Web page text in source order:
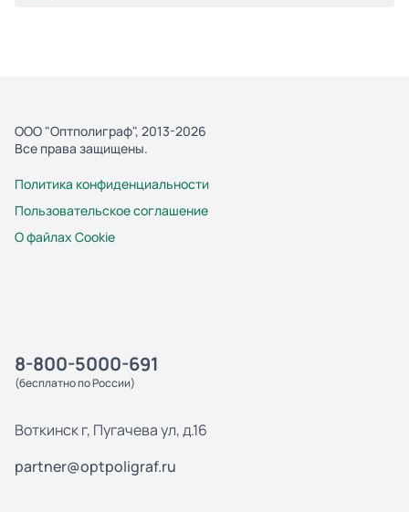
ООО "Оптполиграф", 2013-2026
Все права защищены.
Политика конфиденциальности
Пользовательское соглашение
О файлах Cookie
8-800-5000-691
(бесплатно по России)
Воткинск г, Пугачева ул, д.16
partner@optpoligraf.ru